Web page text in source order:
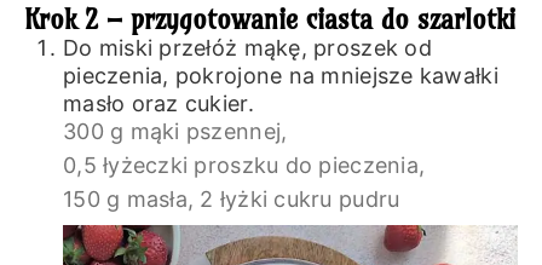
Krok 2 – przygotowanie ciasta do szarlotki
Do miski przełóż mąkę, proszek od
pieczenia, pokrojone na mniejsze kawałki
masło oraz cukier.
300 g mąki pszennej,
0,5 łyżeczki proszku do pieczenia,
150 g masła, 2 łyżki cukru pudru